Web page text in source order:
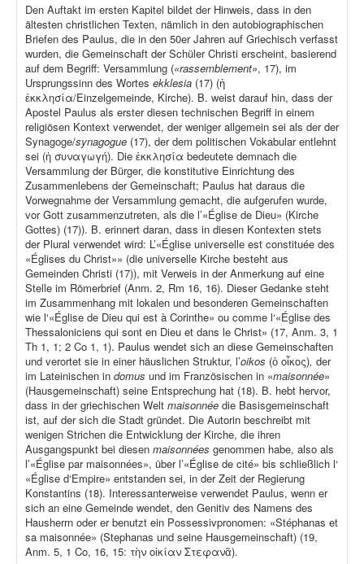
Den Auftakt im ersten Kapitel bildet der Hinweis, dass in den
ältesten christlichen Texten, nämlich in den autobiographischen
Briefen des Paulus, die in den 50er Jahren auf Griechisch verfasst
wurden, die Gemeinschaft der Schüler Christi erscheint, basierend
auf dem Begriff: Versammlung («rassemblement», 17), im
Ursprungssinn des Wortes ekklesia (17) (ἡ
ἐκκλησία/Einzelgemeinde, Kirche). B. weist darauf hin, dass der
Apostel Paulus als erster diesen technischen Begriff in einem
religiösen Kontext verwendet, der weniger allgemein sei als der der
Synagoge/synagogue (17), der dem politischen Vokabular entlehnt
sei (ἡ συναγωγή). Die ἐκκλησία bedeutete demnach die
Versammlung der Bürger, die konstitutive Einrichtung des
Zusammenlebens der Gemeinschaft; Paulus hat daraus die
Vorwegnahme der Versammlung gemacht, die aufgerufen wurde,
vor Gott zusammenzutreten, als die l’«Église de Dieu» (Kirche
Gottes) (17)). B. erinnert daran, dass in diesen Kontexten stets
der Plural verwendet wird: L’«Église universelle est constituée des
«Églises du Christ»» (die universelle Kirche besteht aus
Gemeinden Christi (17)), mit Verweis in der Anmerkung auf eine
Stelle im Römerbrief (Anm. 2, Rm 16, 16). Dieser Gedanke steht
im Zusammenhang mit lokalen und besonderen Gemeinschaften
wie l‘«Église de Dieu qui est à Corinthe» ou comme l‘«Église des
Thessaloniciens qui sont en Dieu et dans le Christ» (17, Anm. 3, 1
Th 1, 1; 2 Co 1, 1). Paulus wendet sich an diese Gemeinschaften
und verortet sie in einer häuslichen Struktur, l’oikos (ὁ οἶκος), der
im Lateinischen in domus und im Französischen in «maisonnée»
(Hausgemeinschaft) seine Entsprechung hat (18). B. hebt hervor,
dass in der griechischen Welt maisonnée die Basisgemeinschaft
ist, auf der sich die Stadt gründet. Die Autorin beschreibt mit
wenigen Strichen die Entwicklung der Kirche, die ihren
Ausgangspunkt bei diesen maisonnées genommen habe, also als
l’«Église par maisonnées», über l’«Église de cité» bis schließlich l‘
«Église d‘Empire» entstanden sei, in der Zeit der Regierung
Konstantins (18). Interessanterweise verwendet Paulus, wenn er
sich an eine Gemeinde wendet, den Genitiv des Namens des
Hausherrn oder er benutzt ein Possessivpronomen: «Stéphanas et
sa maisonnée» (Stephanas und seine Hausgemeinschaft) (19,
Anm. 5, 1 Co, 16, 15: τὴν οἰκίαν Στεφανᾶ).